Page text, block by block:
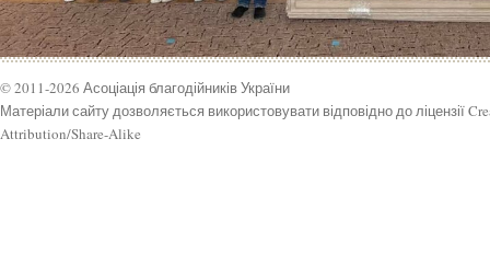
© 2011-2026 Асоціація благодійників України
Матеріали сайту дозволяється використовувати відповідно до ліцензії
Attribution/Share-Alike